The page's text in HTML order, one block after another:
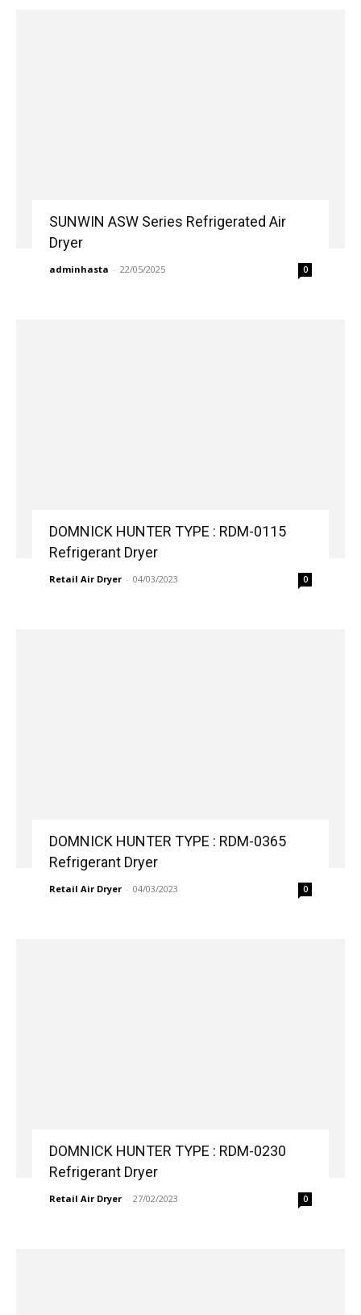
SUNWIN ASW Series Refrigerated Air
Dryer
adminhasta - 22/05/2025 0
DOMNICK HUNTER TYPE : RDM-0115
Refrigerant Dryer
Retail Air Dryer - 04/03/2023 0
DOMNICK HUNTER TYPE : RDM-0365
Refrigerant Dryer
Retail Air Dryer - 04/03/2023 0
DOMNICK HUNTER TYPE : RDM-0230
Refrigerant Dryer
Retail Air Dryer - 27/02/2023 0